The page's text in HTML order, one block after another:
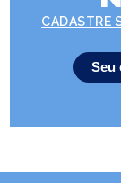
CADASTRE